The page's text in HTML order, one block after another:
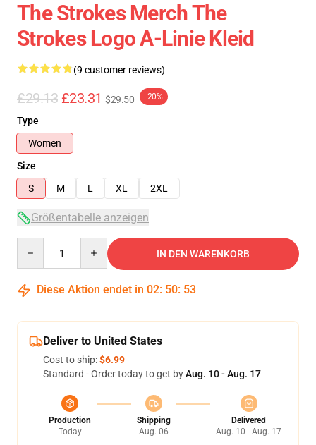
The Strokes Merch The
Strokes Logo A-Linie Kleid
(9 customer reviews)
£29.13 £23.31 $29.50 -20%
Type
Women
Size
S
M L XL 2XL
Größentabelle anzeigen
IN DEN WARENKORB
Diese Aktion endet in 02: 50: 53
Deliver to United States
Cost to ship:$6.99
Standard - Order today to get byAug. 10 - Aug. 17
Production
Today
Shipping
Aug. 06
Delivered
Aug. 10 - Aug. 17